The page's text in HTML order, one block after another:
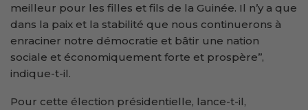
meilleur pour les filles et fils de la Guinée. Il n’y a que
dans la paix et la stabilité que nous continuerons à
enraciner notre démocratie et bâtir une nation
sociale et économiquement forte et prospère’’,
indique-t-il.
Pour cette élection présidentielle, lance-t-il,